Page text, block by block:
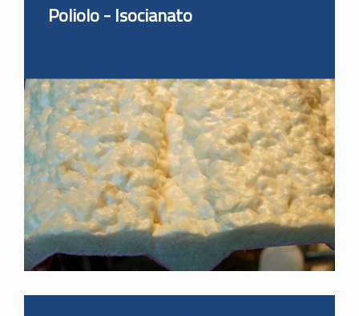
Poliolo - Isocianato